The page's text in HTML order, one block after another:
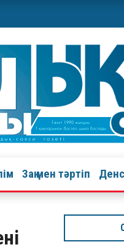
Заң мен тәртіп